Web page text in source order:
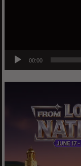
00:00